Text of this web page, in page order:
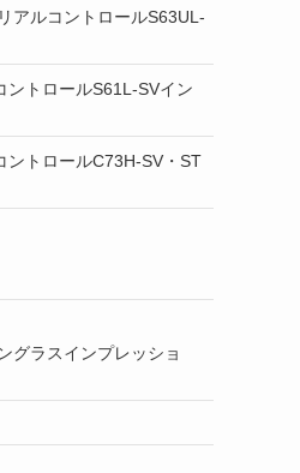
アルコントロールS63UL-
ントロールS61L-SVイン
ントロールC73H-SV・ST
グラスインプレッショ